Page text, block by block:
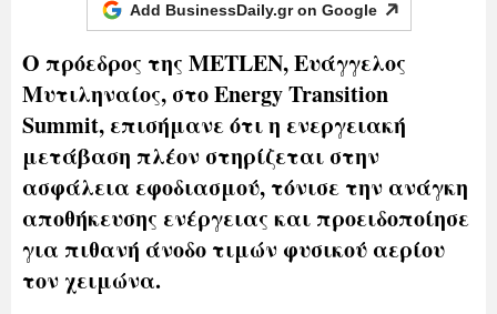
Add BusinessDaily.gr on Google
Ο πρόεδρος της METLEN, Ευάγγελος
Μυτιληναίος, στο Energy Transition
Summit, επισήμανε ότι η ενεργειακή
μετάβαση πλέον στηρίζεται στην
ασφάλεια εφοδιασμού, τόνισε την ανάγκη
αποθήκευσης ενέργειας και προειδοποίησε
για πιθανή άνοδο τιμών φυσικού αερίου
τον χειμώνα.